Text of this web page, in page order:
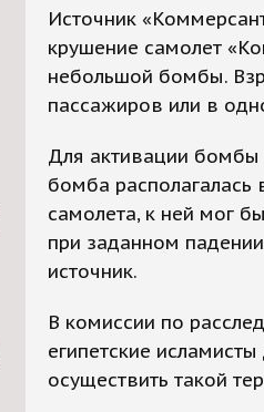
Источник
крушение самолет
небольшой бомбы.
пассажиров или в
Для активации бомбы
бомба располагалась
самолета, к ней мог
при заданном
источник.
В комиссии по
египетские
осуществить такой